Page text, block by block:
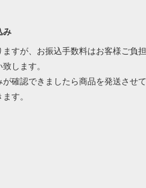
み
ますが、お振込手数料はお客様ご負担
します。
が確認できましたら商品を発送させて
す。